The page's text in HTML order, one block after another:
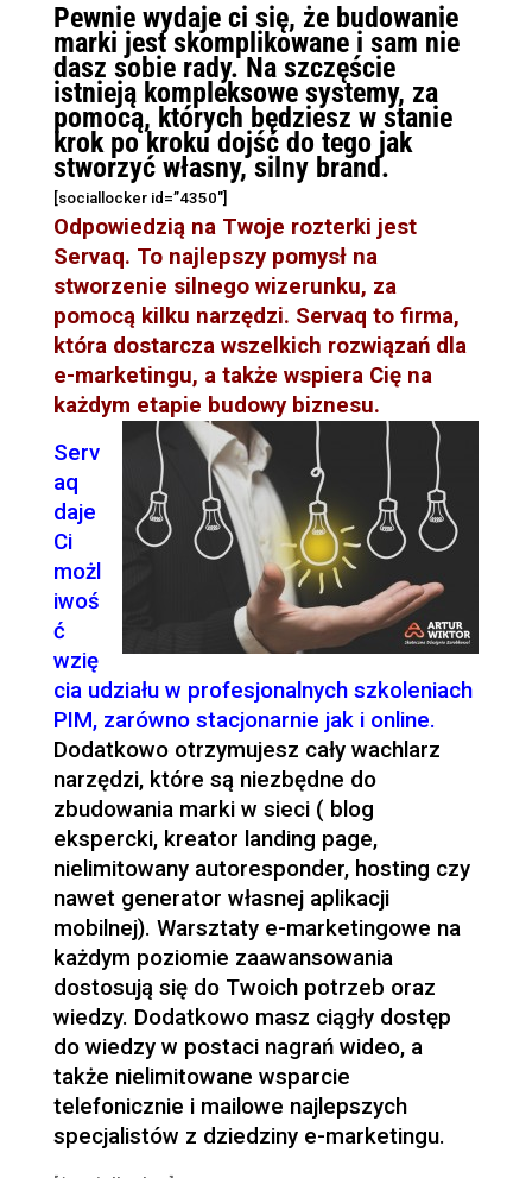
Pewnie wydaje ci się, że budowanie
marki jest skomplikowane i sam nie
dasz sobie rady. Na szczęście
istnieją kompleksowe systemy, za
pomocą, których będziesz w stanie
krok po kroku dojść do tego jak
stworzyć własny, silny brand.
[sociallocker id=”4350″]
Odpowiedzią na Twoje rozterki jest
Servaq. To najlepszy pomysł na
stworzenie silnego wizerunku, za
pomocą kilku narzędzi. Servaq to firma,
która dostarcza wszelkich rozwiązań dla
e-marketingu, a także wspiera Cię na
każdym etapie budowy biznesu.
Serv
aq
daje
Ci
możl
iwoś
ć
wzię
cia udziału w profesjonalnych szkoleniach
PIM, zarówno stacjonarnie jak i online.
Dodatkowo otrzymujesz cały wachlarz
narzędzi, które są niezbędne do
zbudowania marki w sieci ( blog
ekspercki, kreator landing page,
nielimitowany autoresponder, hosting czy
nawet generator własnej aplikacji
mobilnej). Warsztaty e-marketingowe na
każdym poziomie zaawansowania
dostosują się do Twoich potrzeb oraz
wiedzy. Dodatkowo masz ciągły dostęp
do wiedzy w postaci nagrań wideo, a
także nielimitowane wsparcie
telefonicznie i mailowe najlepszych
specjalistów z dziedziny e-marketingu.